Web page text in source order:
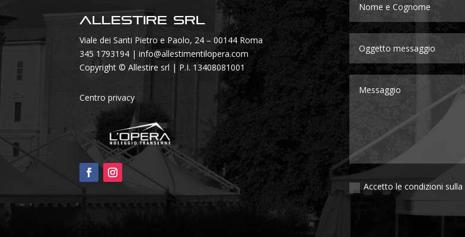
Allestire SRL
Viale dei Santi Pietro e Paolo, 24 – 00144 Roma
345 1793194 |info@allestimentilopera.com
Copyright © Allestire srl | P.I. 13408081001
Centro privacy
Accetto le condizioni sulla